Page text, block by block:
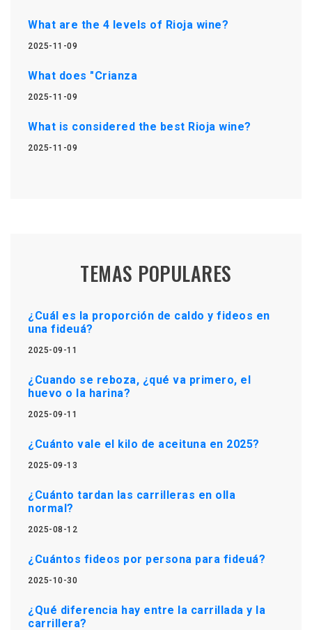
What are the 4 levels of Rioja wine?
2025-11-09
What does "Crianza
2025-11-09
What is considered the best Rioja wine?
2025-11-09
TEMAS POPULARES
¿Cuál es la proporción de caldo y fideos en
una fideuá?
2025-09-11
¿Cuando se reboza, ¿qué va primero, el
huevo o la harina?
2025-09-11
¿Cuánto vale el kilo de aceituna en 2025?
2025-09-13
¿Cuánto tardan las carrilleras en olla
normal?
2025-08-12
¿Cuántos fideos por persona para fideuá?
2025-10-30
¿Qué diferencia hay entre la carrillada y la
carrillera?